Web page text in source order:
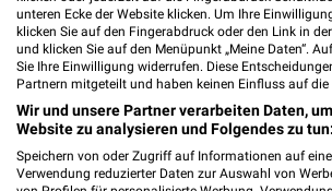
Noch mehr
der weekli
unteren Ecke der Website klicken. Um Ihre
klicken Sie auf den Fingerabdruck oder den Link in
und klicken Sie auf den Menüpunkt „Meine Daten“.
Sie Ihre Einwilligung widerrufen. Diese
Partnern mitgeteilt und haben keinen Einfluss auf die
Wir und unsere Partner verarbeiten Daten,
Website zu analysieren und Folgendes zu tun:
Speichern von oder Zugriff auf Informationen auf
Verwendung reduzierter Daten zur Auswahl von